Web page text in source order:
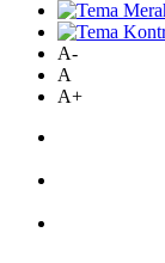
A-
A
A+